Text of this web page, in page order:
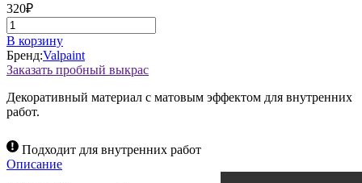
320₽
Количество
товара
V55
Matt
В корзину
Бренд:Valpaint
Заказать пробный выкрас
Декоративный материал с матовым эффектом для внутренних
работ.
Подходит для внутренних работ
Описание